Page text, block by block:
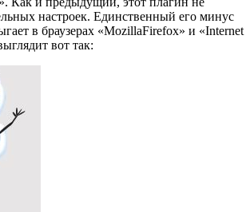
настроек. Единственный его минус
в браузерах «MozillaFirefox» и «Internet
вот так: